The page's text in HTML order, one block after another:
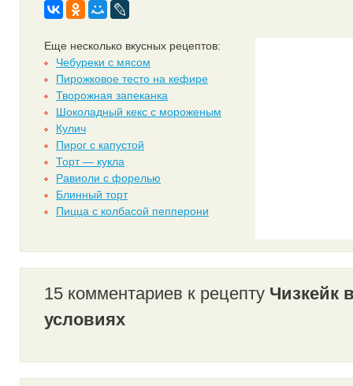
Еще несколько вкусных рецептов:
Чебуреки с мясом
Пирожковое тесто на кефире
Творожная запеканка
Шоколадный кекс с мороженым
Кулич
Пирог с капустой
Торт — кукла
Равиоли с форелью
Блинный торт
Пицца с колбасой пепперони
15 комментариев к рецепту Чизкейк
условиях